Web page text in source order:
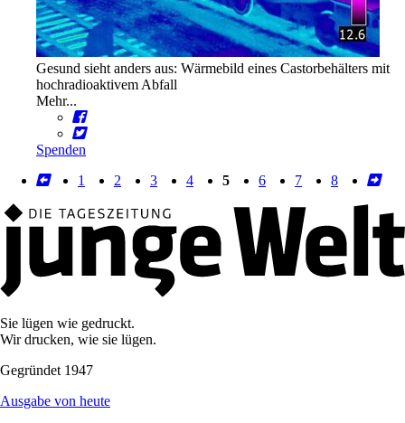
Gesund sieht anders aus: Wärmebild eines Castorbehälters mit
hochradioaktivem Abfall
Mehr...
Spenden
1
2 3 4 5 6 7 8
Sie lügen wie gedruckt.
Wir drucken, wie sie lügen.
Gegründet 1947
Ausgabe von heute